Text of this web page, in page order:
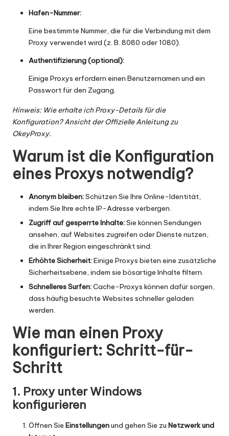
Hafen-Nummer:
Eine bestimmte Nummer, die für die Verbindung mit dem
Proxy verwendet wird (z. B. 8080 oder 1080).
Authentifizierung (optional):
Einige Proxys erfordern einen Benutzernamen und ein
Passwort für den Zugang.
Hinweis: Wie erhalte ich Proxy-Details für die
Konfiguration? Ansicht derOffizielle Anleitung zu
OkeyProxy.
Warum ist die Konfiguration
eines Proxys notwendig?
Anonym bleiben:Schützen Sie Ihre Online-Identität,
indem Sie Ihre echte IP-Adresse verbergen.
Zugriff auf gesperrte Inhalte:Sie können Sendungen
ansehen, auf Websites zugreifen oder Dienste nutzen,
die in Ihrer Region eingeschränkt sind.
Erhöhte Sicherheit:Einige Proxys bieten eine zusätzliche
Sicherheitsebene, indem sie bösartige Inhalte filtern.
Schnelleres Surfen:Cache-Proxys können dafür sorgen,
dass häufig besuchte Websites schneller geladen
werden.
Wie man einen Proxy
konfiguriert: Schritt-für-
Schritt
1. Proxy unter Windows
konfigurieren
Öffnen Sie Einstellungenund gehen Sie zu Netzwerk und